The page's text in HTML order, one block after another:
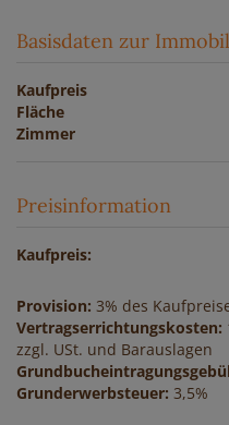
Basisdaten zur
Kaufpreis
Fläche
Zimmer
Preisinformation
Kaufpreis:
Provision: 3% des
Vertragserrichtungskosten:
zzgl. USt. und Barauslagen
Grunderwerbsteuer: 3,5%